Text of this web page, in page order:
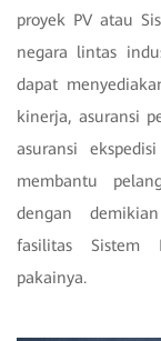
proyek PV atau
negara lintas
dapat
kinerja, asuransi
asuransi
membantu
dengan
fasilitas Sistem
pakainya.